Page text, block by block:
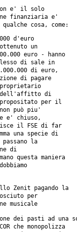
e' il solo
finanziaria e'
qualche cosa, come:
- il budget e' vergognosamente di 3.000.000 d'euro
un
euro
- hanno
di sale in
di euro,
di pagare
proprietario
dell'affitto di
per il
può piu'
e' chiuso,
il FSE di far
una specie di
la
di
questa maniera
Zenit pagando la
per
musicale
che monopolizza